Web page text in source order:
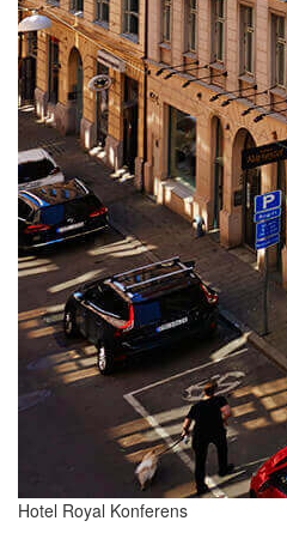
Hotel Royal Konferens